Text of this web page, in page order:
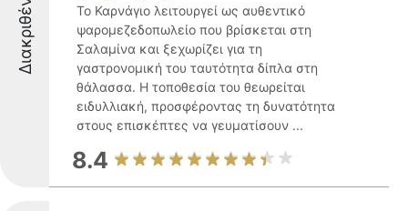
Διακριθέντες
Το Καρνάγιο λειτουργεί ως αυθεντικό
ψαρομεζεδοπωλείο που βρίσκεται στη
Σαλαμίνα και ξεχωρίζει για τη
γαστρονομική του ταυτότητα δίπλα στη
θάλασσα. Η τοποθεσία του θεωρείται
ειδυλλιακή, προσφέροντας τη δυνατότητα
στους επισκέπτες να γευματίσουν ...
8.4